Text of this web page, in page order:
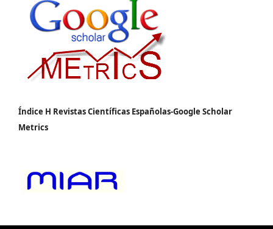
Índice H Revistas Científicas Españolas-Google Scholar
Metrics